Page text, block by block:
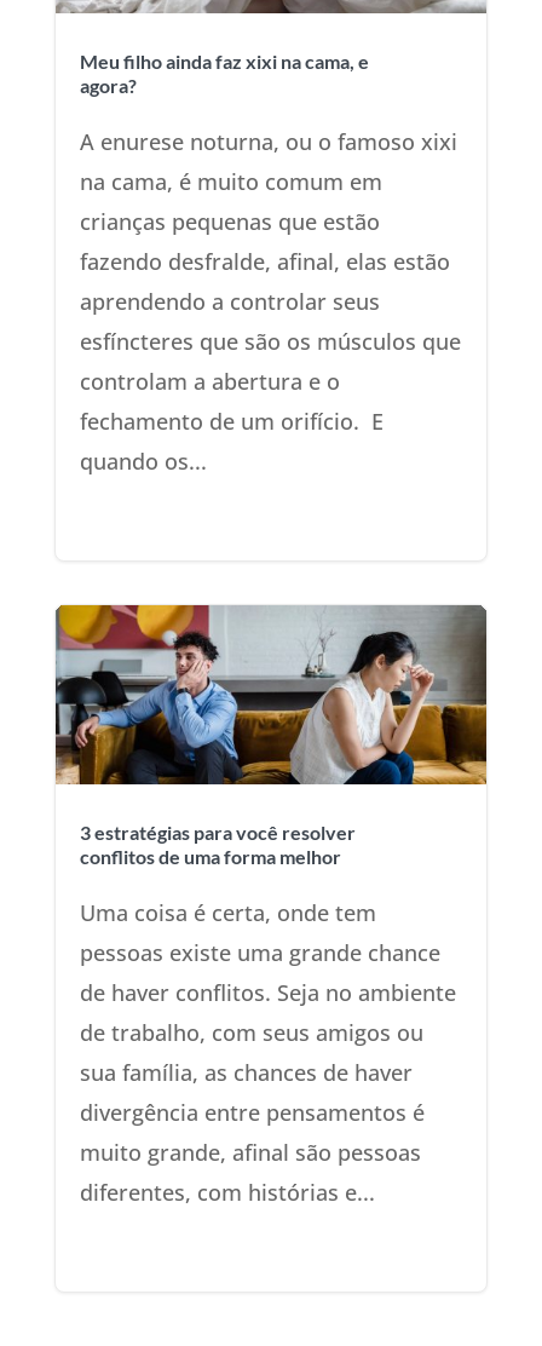
Meu filho ainda faz xixi na cama, e
agora?
A enurese noturna, ou o famoso xixi
na cama, é muito comum em
crianças pequenas que estão
fazendo desfralde, afinal, elas estão
aprendendo a controlar seus
esfíncteres que são os músculos que
controlam a abertura e o
fechamento de um orifício. E
quando os...
3 estratégias para você resolver
conflitos de uma forma melhor
Uma coisa é certa, onde tem
pessoas existe uma grande chance
de haver conflitos. Seja no ambiente
de trabalho, com seus amigos ou
sua família, as chances de haver
divergência entre pensamentos é
muito grande, afinal são pessoas
diferentes, com histórias e...